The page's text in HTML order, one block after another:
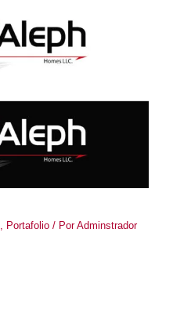
, Portafolio / PorAdminstrador